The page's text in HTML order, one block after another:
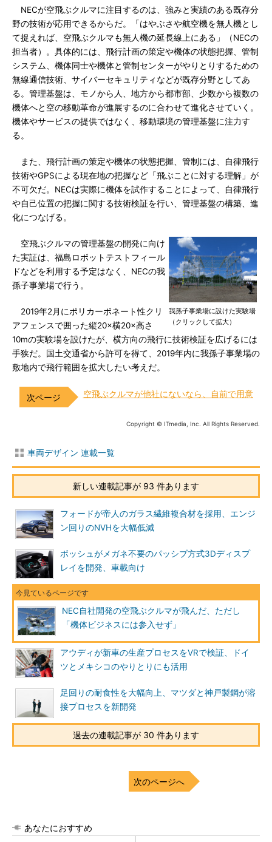
NECが空飛ぶクルマに注目するのは、強みと実績のある既存分
野の技術が応用できるからだ。「はやぶさや航空機を無人機とし
て捉えれば、空飛ぶクルマも無人機の延長線上にある」（NECの
担当者）。具体的には、飛行計画の策定や機体の状態把握、管制
システム、機体同士や機体と管制センターがやりとりするための
無線通信技術、サイバーセキュリティなどが既存分野としてあ
る。管理基盤は、モノから人、地方から都市部、少数から複数の
機体へと空の移動革命が進展するのに合わせて進化させていく。
機体やサービスの提供ではなく、移動環境の管理基盤に注力す
る。
また、飛行計画の策定や機体の状態把握、管制には、自律飛行
技術やGPSによる現在地の把握など「飛ぶことに対する理解」が
不可欠だ。NECは実際に機体を試作することによって、自律飛行
や自己位置の把握に関する技術検証を行い、管理基盤の構築、進
化につなげる。
我孫子事業場に設けた実験場
（クリックして拡大）
空飛ぶクルマの管理基盤の開発に向け
た実証は、福島ロボットテストフィール
ドなどを利用する予定はなく、NECの我
孫子事業場で行う。
2019年2月にポリカーボネート性クリ
アフェンスで囲った縦20×横20×高さ
10mの実験場を設けたが、横方向の飛行に技術検証を広げるには
手狭だ。国土交通省から許可を得て、2019年内に我孫子事業場の
敷地内で飛行範囲を拡大したい考えだ。
空飛ぶクルマが他社にないなら、自前で用意
Copyright © ITmedia, Inc. All Rights Reserved.
車両デザイン 連載一覧
新しい連載記事が 93 件あります
フォードが帝人のガラス繊維複合材を採用、エンジ
ン回りのNVHを大幅低減
ボッシュがメガネ不要のパッシブ方式3Dディスプ
レイを開発、車載向け
NEC自社開発の空飛ぶクルマが飛んだ、ただし
「機体ビジネスには参入せず」
アウディが新車の生産プロセスをVRで検証、ドイ
ツとメキシコのやりとりにも活用
足回りの耐食性を大幅向上、マツダと神戸製鋼が溶
接プロセスを新開発
過去の連載記事が 30 件あります
次のページへ
あなたにおすすめ